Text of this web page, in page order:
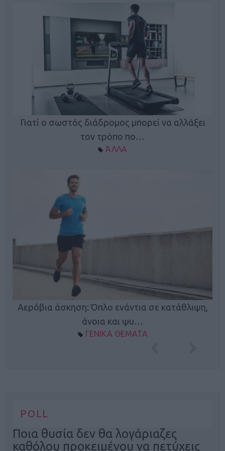
Γιατί ο σωστός διάδρομος μπορεί να αλλάξει
τον τρόπο πο…
ΆΛΛΑ
Αερόβια άσκηση: Όπλο ενάντια σε κατάθλιψη,
άνοια και ψυ…
ΓΕΝΙΚΑ ΘΕΜΑΤΑ
POLL
Ποια θυσία δεν θα λογάριαζες
καθόλου προκειμένου να πετύχεις